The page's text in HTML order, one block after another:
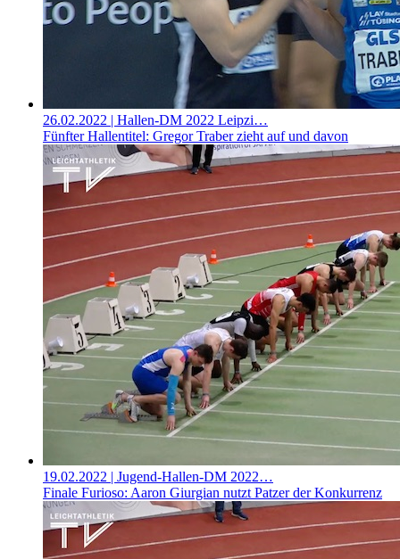
26.02.2022 | Hallen-DM 2022 Leipzi…
Fünfter Hallentitel: Gregor Traber zieht auf und davon
19.02.2022 | Jugend-Hallen-DM 2022…
Finale Furioso: Aaron Giurgian nutzt Patzer der Konkurrenz